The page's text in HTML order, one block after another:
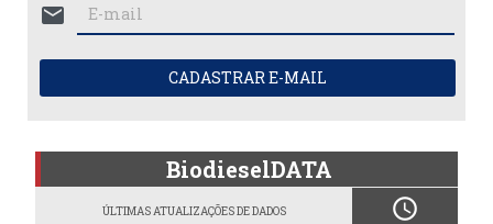
mail
CADASTRAR E-MAIL
BiodieselDATA
ÚLTIMAS ATUALIZAÇÕES DE DADOS schedule